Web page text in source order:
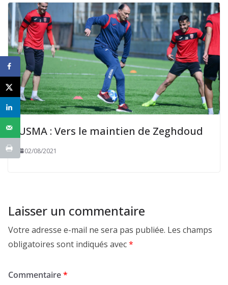
USMA : Vers le maintien de Zeghdoud
02/08/2021
Laisser un commentaire
Votre adresse e-mail ne sera pas publiée. Les champs
obligatoires sont indiqués avec*
Commentaire*